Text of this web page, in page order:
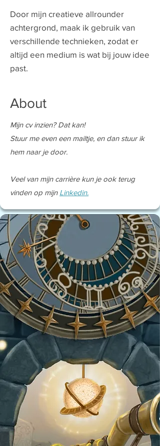
Door mijn creatieve allrounder
achtergrond, maak ik gebruik van
verschillende technieken, zodat er
altijd een medium is wat bij jouw idee
past.
About
Mijn cv inzien? Dat kan!
Stuur me even een mailtje, en dan stuur ik
hem naar je door.
Veel van mijn carrière kun je ook terug
vinden op mijn Linkedin.